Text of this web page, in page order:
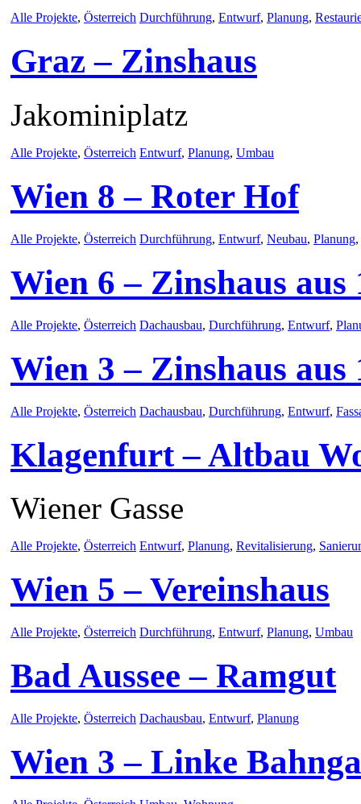
Alle Projekte, Österreich Durchführung, Entwurf, Planung,
Graz – Zinshaus
Jakominiplatz
Alle Projekte, Österreich Entwurf, Planung, Umbau
Wien 8 – Roter Hof
Alle Projekte, Österreich Durchführung, Entwurf, Neubau, Planung,
Wien 6 – Zinshaus aus
Alle Projekte, Österreich Dachausbau, Durchführung, Entwurf,
Wien 3 – Zinshaus aus
Alle Projekte, Österreich Dachausbau, Durchführung, Entwurf,
Klagenfurt – Altbau
Wiener Gasse
Alle Projekte, Österreich Entwurf, Planung, Revitalisierung,
Wien 5 – Vereinshaus
Alle Projekte, Österreich Durchführung, Entwurf, Planung, Umbau
Bad Aussee – Ramgut
Alle Projekte, Österreich Dachausbau, Entwurf, Planung
Wien 3 – Linke